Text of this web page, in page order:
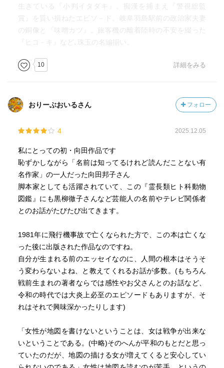
生きている『小判イタダキ』。痴漢を捕まえ『警視総監
賞』を貰い損ねたエピソ－ド。岐阜羽島駅前の政治家夫妻
の銅像と『味噌カツ』。旅客機の離着陸時の不安を綴った
『ヒコ－キ』など､珠玉の名編揃い。
10 詳細をみる
おりーぶおいるさん フォロー
4 2025.12.05
私にとっての初・向田作品です
恥ずかしながら「名前は知ってるけれど読んだことない有
名作家」の一人だった向田邦子さん
脚本家としても活躍されていて、この『霊長類ヒト科動物
図鑑』にも黒柳徹子さんなど芸能人の名前やテレビ関係者
とのお話がたびたび出てきます。
1981年に飛行機事故で亡くなられた方で、この本は亡くな
った後に出版された作品なのですね。
自分が生まれる前のエッセイなのに、人間の根本はそうそ
う変わらないよね、と教えてくれるお話が多数。(もちろん
戦前生まれの著者ならでは感性やお父さんとのお話など、
令和の時代では大炎上必至のエピソードもありますが、そ
れはそれで興味深かったりします)
「女性が地図を書けないということは、女は戦争が出来な
いということである。(中略)そのへんが平和のもとだと思っ
ていたのだが、地図の描ける女が増えてくると安心してい